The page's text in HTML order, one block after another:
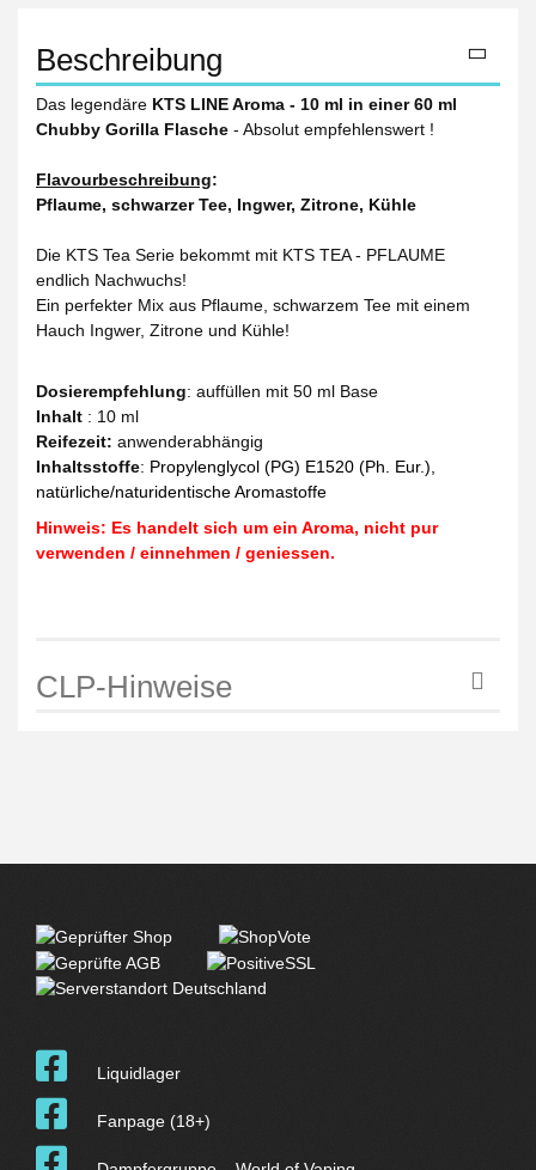
Beschreibung
Das legendäre KTS LINE Aroma - 10 ml in einer 60 ml
Chubby Gorilla Flasche - Absolut empfehlenswert !
Flavourbeschreibung:
Pflaume, schwarzer Tee, Ingwer, Zitrone, Kühle
Die KTS Tea Serie bekommt mit KTS TEA - PFLAUME
endlich Nachwuchs!
Ein perfekter Mix aus Pflaume, schwarzem Tee mit einem
Hauch Ingwer, Zitrone und Kühle!
Dosierempfehlung: auffüllen mit 50 ml Base
Inhalt : 10 ml
Reifezeit: anwenderabhängig
Inhaltsstoffe: Propylenglycol (PG) E1520 (Ph. Eur.),
natürliche/naturidentische Aromastoffe
Hinweis: Es handelt sich um ein Aroma, nicht pur
verwenden / einnehmen / geniessen.
CLP-Hinweise
Liquidlager
Fanpage (18+)